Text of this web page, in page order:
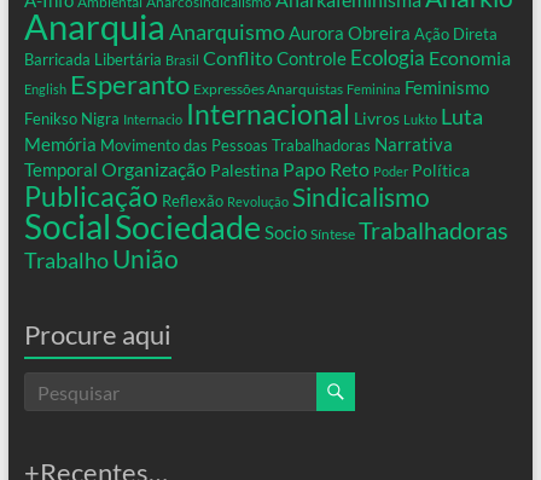
Anarquia AnarquismoAurora Obreira Ação Direta
Barricada Libertária Brasil ConflitoControle Ecologia Economia
English Esperanto Expressões Anarquistas Feminina Feminismo
Fenikso Nigra Internacio Internacional Livros Lukto Luta
Memória Movimento das Pessoas Trabalhadoras Narrativa
Temporal Organização Palestina Papo Reto Poder Política
Publicação Reflexão Revolução Sindicalismo
SocialSociedade Socio Síntese Trabalhadoras
Trabalho União
Procure aqui
+Recentes…